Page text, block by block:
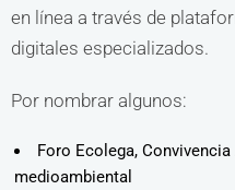
en línea a través de
digitales especializados.
Por nombrar algunos:
Foro Ecolega,
medioambiental